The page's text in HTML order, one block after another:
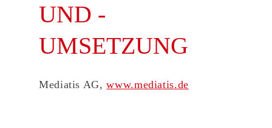
UND -
UMSETZUNG
Mediatis AG,www.mediatis.de